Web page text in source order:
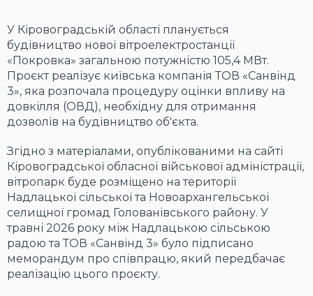
У Кіровоградській області планується
будівництво нової вітроелектростанції
«Покровка» загальною потужністю 105,4 МВт.
Проєкт реалізує київська компанія ТОВ «Санвінд
3», яка розпочала процедуру оцінки впливу на
довкілля (ОВД), необхідну для отримання
дозволів на будівництво об'єкта.
Згідно з матеріалами, опублікованими на сайті
Кіровоградської обласної військової адміністрації,
вітропарк буде розміщено на території
Надлацької сільської та Новоархангельської
селищної громад Голованівського району. У
травні 2026 року між Надлацькою сільською
радою та ТОВ «Санвінд 3» було підписано
меморандум про співпрацю, який передбачає
реалізацію цього проєкту.